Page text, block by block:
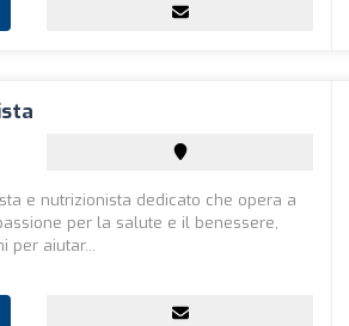
e nutrizionista dedicato che opera a
per la salute e il benessere,
per aiutar...